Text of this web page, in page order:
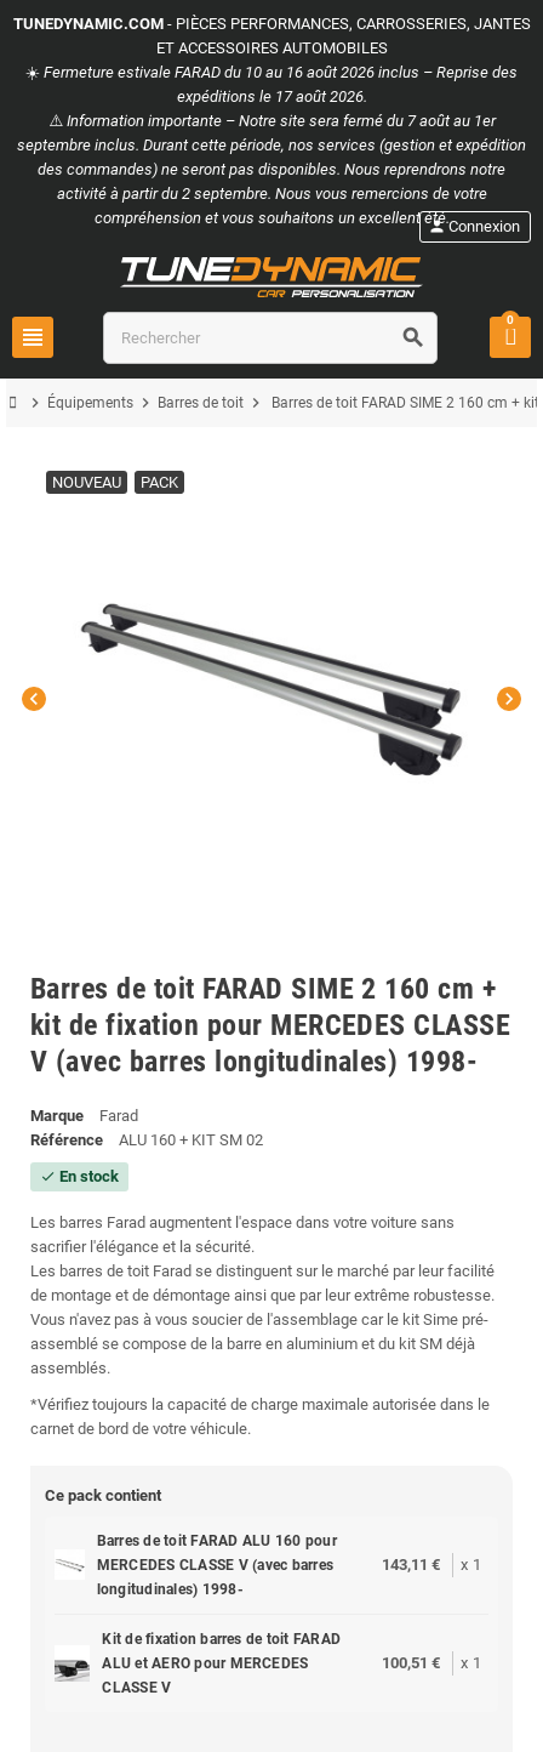
TUNEDYNAMIC.COM- PIÈCES PERFORMANCES, CARROSSERIES, JANTES
ET ACCESSOIRES AUTOMOBILES
☀️ Fermeture estivale FARAD du 10 au 16 août 2026 inclus – Reprise des
expéditions le 17 août 2026.
⚠️Information importante – Notre site sera fermé du 7 août au 1er
septembre inclus. Durant cette période, nos services (gestion et expédition
des commandes) ne seront pas disponibles. Nous reprendrons notre
activité à partir du 2 septembre. Nous vous remercions de votre
compréhension et vous souhaitons un excellent été.
view_headline search
person Connexion
0
chevron_right Équipements chevron_right Barres de toit chevron_right Barres de toit FARAD SIME 2 160 cm +
chevron_left chevron_right
NOUVEAU PACK
Barres de toit FARAD SIME 2 160 cm +
kit de fixation pour MERCEDES CLASSE
V (avec barres longitudinales) 1998-
Marque
Farad
Référence
ALU 160 + KIT SM 02
check En stock
Les barres Farad augmentent l'espace dans votre voiture sans
sacrifier l'élégance et la sécurité.
Les barres de toit Farad se distinguent sur le marché par leur facilité
de montage et de démontage ainsi que par leur extrême robustesse.
Vous n'avez pas à vous soucier de l'assemblage car le kit Sime pré-
assemblé se compose de la barre en aluminium et du kit SM déjà
assemblés.
*Vérifiez toujours la capacité de charge maximale autorisée dans le
carnet de bord de votre véhicule.
Ce pack contient
Barres de toit FARAD ALU 160 pour
MERCEDES CLASSE V (avec barres
longitudinales) 1998-
143,11 € x 1
Kit de fixation barres de toit FARAD
ALU et AERO pour MERCEDES
CLASSE V
100,51 € x 1